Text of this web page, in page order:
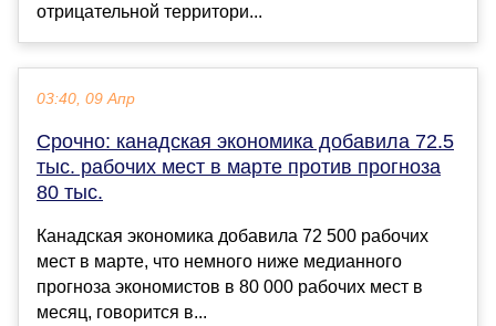
отрицательной территори...
03:40, 09 Апр
Срочно: канадская экономика добавила 72.5
тыс. рабочих мест в марте против прогноза
80 тыс.
Канадская экономика добавила 72 500 рабочих
мест в марте, что немного ниже медианного
прогноза экономистов в 80 000 рабочих мест в
месяц, говорится в...